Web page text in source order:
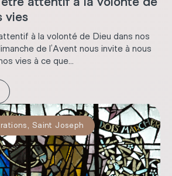
vies
à la volonté de Dieu dans nos
de l’Avent nous invite à nous
vies à ce que...
Saint Joseph